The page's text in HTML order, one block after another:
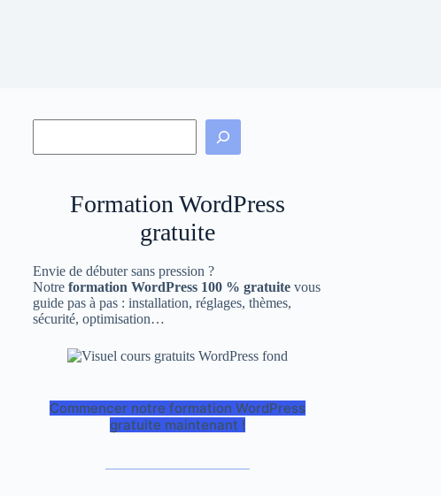
Formation WordPress
gratuite
Envie de débuter sans pression ?
Notreformation WordPress 100 % gratuite vous
guide pas à pas : installation, réglages, thèmes,
sécurité, optimisation…
Commencer notre formation WordPress
gratuite maintenant !